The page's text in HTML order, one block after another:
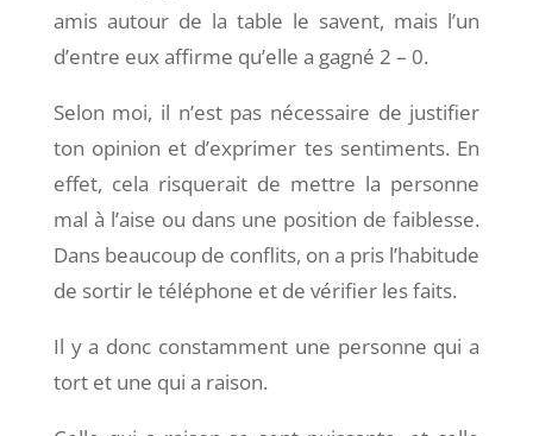
amis autour de la table le savent, mais l’un
d’entre eux affirme qu’elle a gagné 2 – 0.
Selon moi, il n’est pas nécessaire de justifier
ton opinion et d’exprimer tes sentiments. En
effet, cela risquerait de mettre la personne
mal à l’aise ou dans une position de faiblesse.
Dans beaucoup de conflits, on a pris l’habitude
de sortir le téléphone et de vérifier les faits.
Il y a donc constamment une personne qui a
tort et une qui a raison.